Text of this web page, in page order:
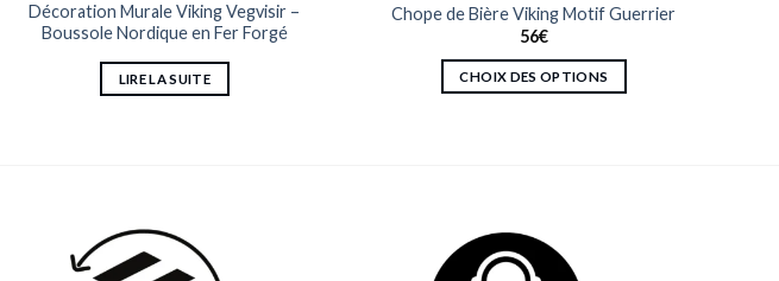
Décoration Murale Viking Vegvisir –
Boussole Nordique en Fer Forgé
LIRE LA SUITE
Chope de Bière Viking Motif Guerrier
56€
CHOIX DES OPTIONS
Les
options